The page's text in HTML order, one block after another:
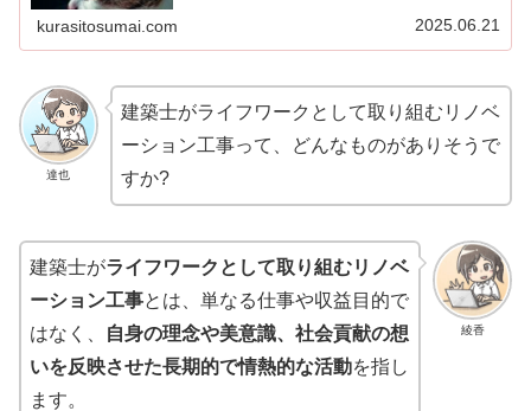
kurasitosumai.com 2025.06.21
達也
建築士がライフワークとして取り組むリノベ
ーション工事って、どんなものがありそうで
すか?
綾香
建築士がライフワークとして取り組むリノベ
ーション工事とは、単なる仕事や収益目的で
はなく、
自身の理念や美意識、社会貢献の想
いを反映させた長期的で情熱的な活動を指し
ます。